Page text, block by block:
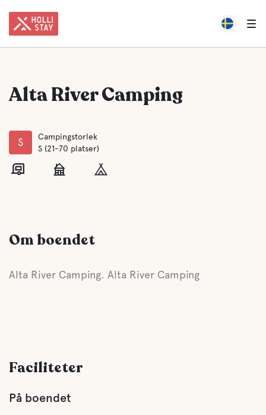
Alta River Camping
S
Campingstorlek
S (21-70 platser)
Om boendet
Alta River Camping. Alta River Camping
Faciliteter
På boendet